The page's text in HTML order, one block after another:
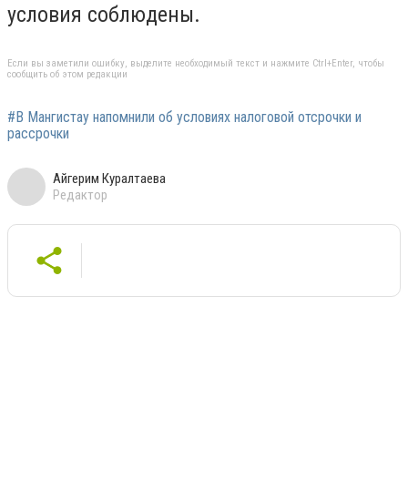
условия соблюдены.
Если вы заметили ошибку, выделите необходимый текст и нажмите Ctrl+Enter, чтобы
сообщить об этом редакции
#В Мангистау напомнили об условиях налоговой отсрочки и
рассрочки
Айгерим Куралтаева
Редактор